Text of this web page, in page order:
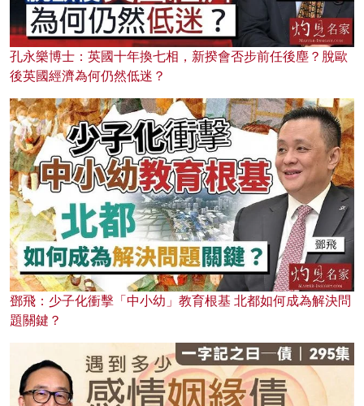
孔永樂博士：英國十年換七相，新揆會否步前任後塵？脫歐
後英國經濟為何仍然低迷？
鄧飛：少子化衝擊「中小幼」教育根基 北都如何成為解決問
題關鍵？